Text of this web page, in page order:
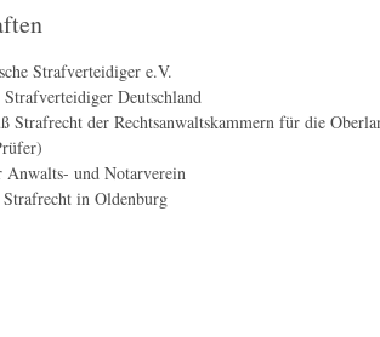
Strafverteidiger e.V.
Strafverteidiger Deutschland
Strafrecht der Rechtsanwaltskammern für die
Anwalts- und Notarverein
in Oldenburg